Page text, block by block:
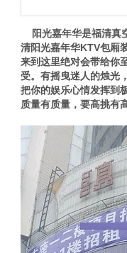
阳光嘉年华是福清真
清阳光嘉年华KTV包厢
来到这里绝对会带给你
受。有摇曳迷人的烛光
把你的娱乐心情发挥到
质量有质量，要高挑有